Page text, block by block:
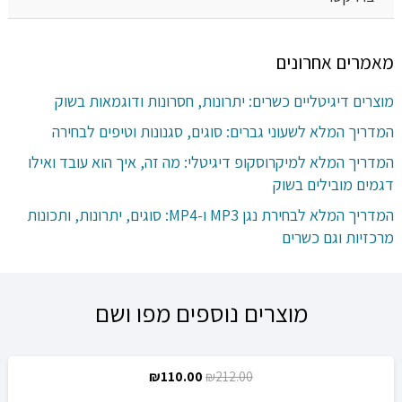
מאמרים אחרונים
מוצרים דיגיטליים כשרים: יתרונות, חסרונות ודוגמאות בשוק
המדריך המלא לשעוני גברים: סוגים, סגנונות וטיפים לבחירה
המדריך המלא למיקרוסקופ דיגיטלי: מה זה, איך הוא עובד ואילו
דגמים מובילים בשוק
המדריך המלא לבחירת נגן MP3 ו-MP4: סוגים, יתרונות, ותכונות
מרכזיות וגם כשרים
מוצרים נוספים מפו ושם
₪212.00
המחיר ₪110.00
המחיר